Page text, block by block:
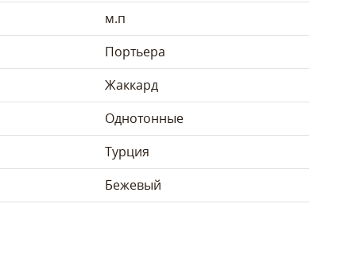
м.п
Портьера
Жаккард
Однотонные
Турция
Бежевый